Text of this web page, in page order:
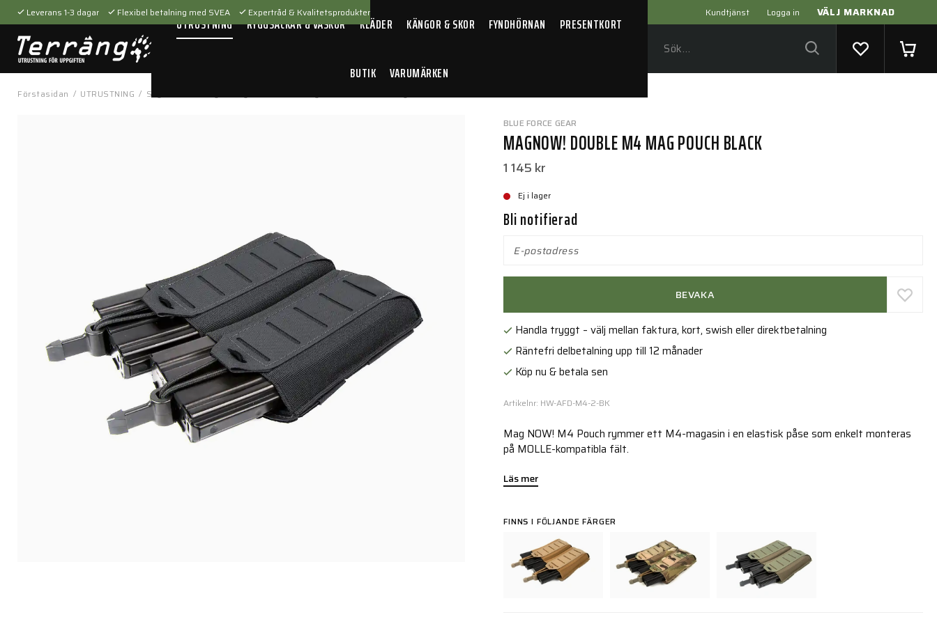
Kundtjänst Logga in VÄLJ MARKNAD
Leverans 1-3 dagar Flexibel betalning med SVEA Expertråd & Kvalitetsprodukter
UTRUSTNING RYGGSÄCKAR & VÄSKOR KLÄDER KÄNGOR & SKOR FYNDHÖRNAN PRESENTKORT
BUTIK VARUMÄRKEN
Förstasidan / UTRUSTNING / Skytteutrustning
BLUE FORCE GEAR
MAGNOW! DOUBLE M4 MAG POUCH BLACK
1 145 kr
Ej i lager
Bli notifierad
BEVAKA
Handla tryggt – välj mellan faktura, kort, swish eller direktbetalning
Räntefri delbetalning upp till 12 månader
Köp nu & betala sen
Artikelnr: HW-AFD-M4-2-BK
Mag NOW! M4 Pouch rymmer ett M4-magasin i en elastisk påse som enkelt monteras
på MOLLE-kompatibla fält.
Läs mer
FINNS I FÖLJANDE FÄRGER